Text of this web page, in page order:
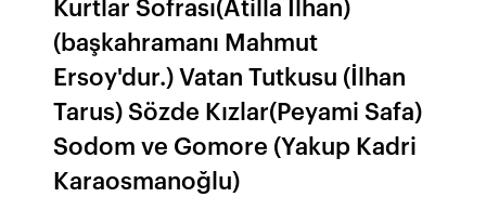
(başkahramanı Mahmut
Ersoy'dur.) Vatan Tutkusu (İlhan
Tarus) Sözde Kızlar(Peyami Safa)
Sodom ve Gomore (Yakup Kadri
Karaosmanoğlu)